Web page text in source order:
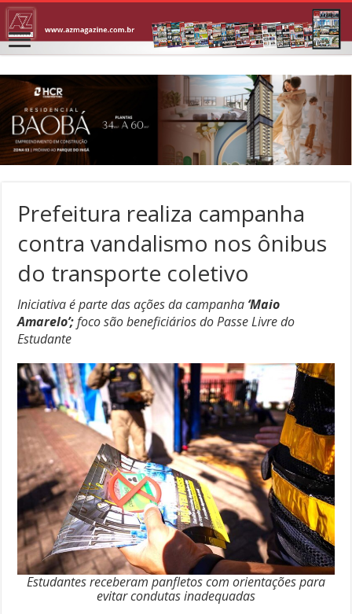
Prefeitura realiza campanha
contra vandalismo nos ônibus
do transporte coletivo
Iniciativa é parte das ações da campanha ‘Maio
Amarelo’;foco são beneficiários do Passe Livre do
Estudante
Estudantes receberam panfletos com orientações para
evitar condutas inadequadas